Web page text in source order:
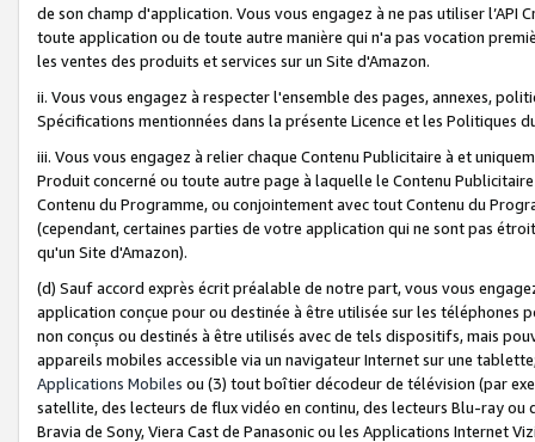
de son champ d'application. Vous vous engagez à ne pas utiliser l’API
toute application ou de toute autre manière qui n'a pas vocation
les ventes des produits et services sur un Site d'Amazon.
ii. Vous vous engagez à respecter l'ensemble des pages, annexes,
Spécifications mentionnées dans la présente Licence et les Politiques
iii. Vous vous engagez à relier chaque Contenu Publicitaire à et
Produit concerné ou toute autre page à laquelle le Contenu
Contenu du Programme, ou conjointement avec tout Contenu du
(cependant, certaines parties de votre application qui ne sont pas
qu'un Site d'Amazon).
(d) Sauf accord exprès écrit préalable de notre part, vous vous
application conçue pour ou destinée à être utilisée sur les téléphones
non conçus ou destinés à être utilisés avec de tels dispositifs, mais
appareils mobiles accessible via un navigateur Internet sur une
Applications Mobiles ou (3) tout boîtier décodeur de télévision (par
satellite, des lecteurs de flux vidéo en continu, des lecteurs Blu-ray
Bravia de Sony, Viera Cast de Panasonic ou les Applications Internet